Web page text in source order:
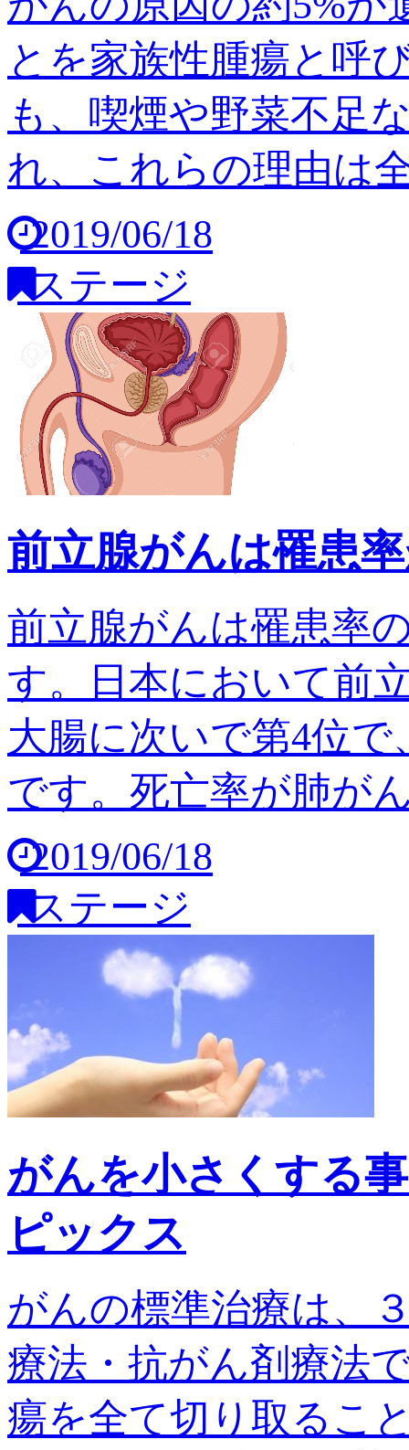
とを家族性腫瘍と呼
も、喫煙や野菜不足
れ、これらの理由は
2019/06/18
ステージ
前立腺がんは罹患
前立腺がんは罹患率
す。日本において前
大腸に次いで第4位で
です。死亡率が肺が
2019/06/18
ステージ
がんを小さくする
ピックス
がんの標準治療は、
療法・抗がん剤療法
瘍を全て切り取るこ